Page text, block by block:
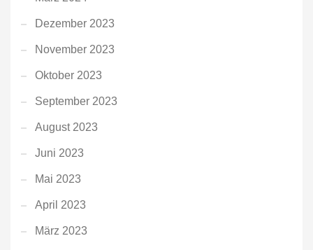
Dezember 2023
November 2023
Oktober 2023
September 2023
August 2023
Juni 2023
Mai 2023
April 2023
März 2023